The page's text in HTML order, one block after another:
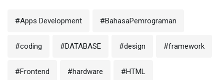
#Apps Development #BahasaPemrograman
#coding #DATABASE #design #framework
#Frontend #hardware #HTML